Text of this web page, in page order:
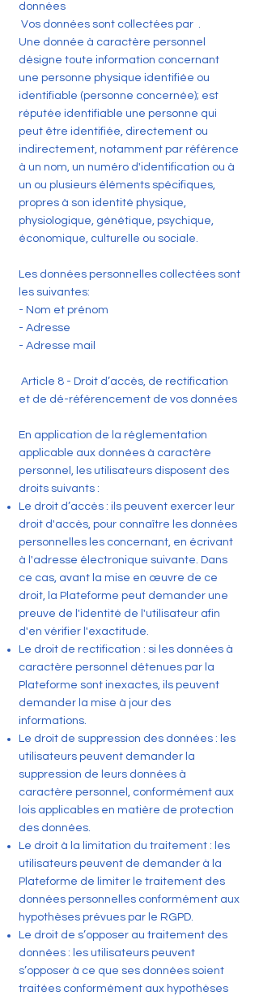
données
Vos données sont collectées par .
Une donnée à caractère personnel
désigne toute information concernant
une personne physique identifiée ou
identifiable (personne concernée); est
réputée identifiable une personne qui
peut être identifiée, directement ou
indirectement, notamment par référence
à un nom, un numéro d'identification ou à
un ou plusieurs éléments spécifiques,
propres à son identité physique,
physiologique, génétique, psychique,
économique, culturelle ou sociale.
Les données personnelles collectées sont
les suivantes:
- Nom et prénom
- Adresse
- Adresse mail
Article 8 - Droit d’accès, de rectification
et de dé-référencement de vos données
En application de la réglementation
applicable aux données à caractère
personnel, les utilisateurs disposent des
droits suivants :
Le droit d’accès : ils peuvent exercer leur
droit d'accès, pour connaître les données
personnelles les concernant, en écrivant
à l'adresse électronique suivante. Dans
ce cas, avant la mise en œuvre de ce
droit, la Plateforme peut demander une
preuve de l'identité de l'utilisateur afin
d'en vérifier l'exactitude.
Le droit de rectification : si les données à
caractère personnel détenues par la
Plateforme sont inexactes, ils peuvent
demander la mise à jour des
informations.
Le droit de suppression des données : les
utilisateurs peuvent demander la
suppression de leurs données à
caractère personnel, conformément aux
lois applicables en matière de protection
des données.
Le droit à la limitation du traitement : les
utilisateurs peuvent de demander à la
Plateforme de limiter le traitement des
données personnelles conformément aux
hypothèses prévues par le RGPD.
Le droit de s’opposer au traitement des
données : les utilisateurs peuvent
s’opposer à ce que ses données soient
traitées conformément aux hypothèses